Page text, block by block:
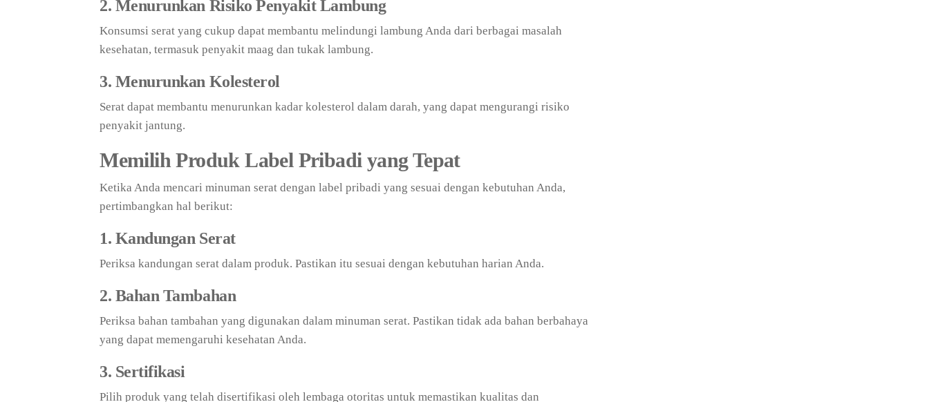
2. Menurunkan Risiko Penyakit Lambung
Konsumsi serat yang cukup dapat membantu melindungi lambung Anda dari berbagai masalah
kesehatan, termasuk penyakit maag dan tukak lambung.
3. Menurunkan Kolesterol
Serat dapat membantu menurunkan kadar kolesterol dalam darah, yang dapat mengurangi risiko
penyakit jantung.
Memilih Produk Label Pribadi yang Tepat
Ketika Anda mencari minuman serat dengan label pribadi yang sesuai dengan kebutuhan Anda,
pertimbangkan hal berikut:
1. Kandungan Serat
Periksa kandungan serat dalam produk. Pastikan itu sesuai dengan kebutuhan harian Anda.
2. Bahan Tambahan
Periksa bahan tambahan yang digunakan dalam minuman serat. Pastikan tidak ada bahan berbahaya
yang dapat memengaruhi kesehatan Anda.
3. Sertifikasi
Pilih produk yang telah disertifikasi oleh lembaga otoritas untuk memastikan kualitas dan